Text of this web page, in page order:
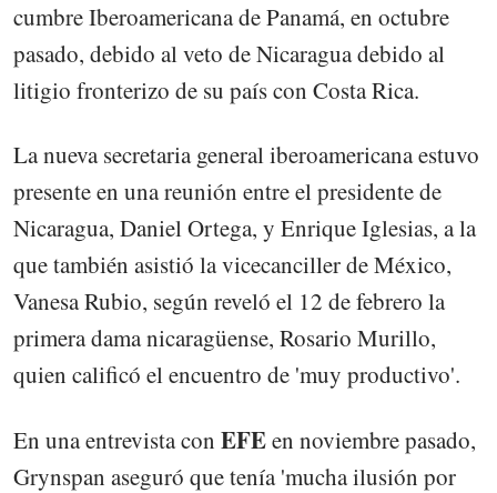
cumbre Iberoamericana de Panamá, en octubre
pasado, debido al veto de Nicaragua debido al
litigio fronterizo de su país con Costa Rica.
La nueva secretaria general iberoamericana estuvo
presente en una reunión entre el presidente de
Nicaragua, Daniel Ortega, y Enrique Iglesias, a la
que también asistió la vicecanciller de México,
Vanesa Rubio, según reveló el 12 de febrero la
primera dama nicaragüense, Rosario Murillo,
quien calificó el encuentro de 'muy productivo'.
En una entrevista con EFEen noviembre pasado,
Grynspan aseguró que tenía 'mucha ilusión por